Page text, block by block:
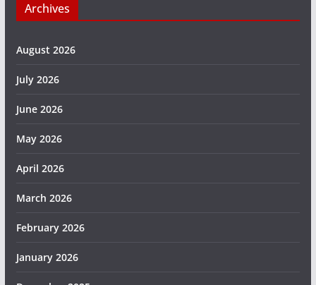
Archives
August 2026
July 2026
June 2026
May 2026
April 2026
March 2026
February 2026
January 2026